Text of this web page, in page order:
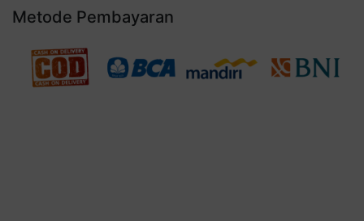
Metode Pembayaran